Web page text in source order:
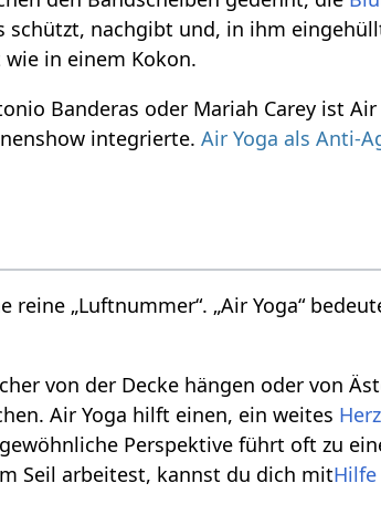
schützt, nachgibt und, in ihm
in einem Kokon.
Banderas oder Mariah Carey ist
integrierte.Air Yoga als Anti-
reine „Luftnummer“. „Air Yoga“
von der Decke hängen oder von
Air Yoga hilft einen, ein weites Herz
Perspektive führt oft zu
Seil arbeitest, kannst du dich mitHilfe